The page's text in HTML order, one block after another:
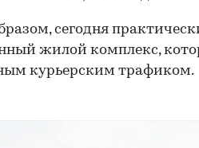
сегодня
жилой комплекс,
курьерским трафиком.